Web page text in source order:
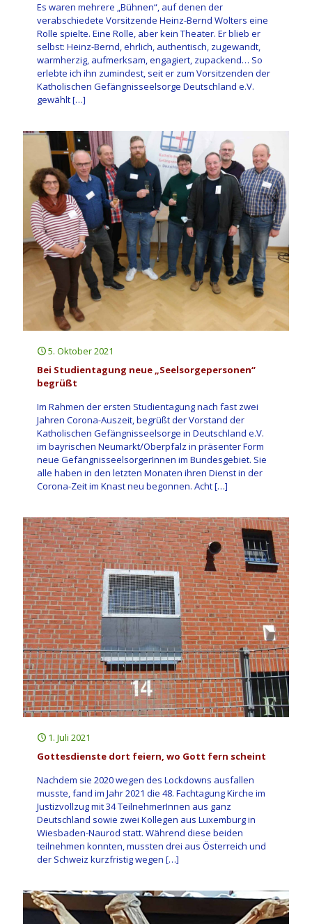
Es waren mehrere „Bühnen“, auf denen der
verabschiedete Vorsitzende Heinz-Bernd Wolters eine
Rolle spielte. Eine Rolle, aber kein Theater. Er blieb er
selbst: Heinz-Bernd, ehrlich, authentisch, zugewandt,
warmherzig, aufmerksam, engagiert, zupackend… So
erlebte ich ihn zumindest, seit er zum Vorsitzenden der
Katholischen Gefängnisseelsorge Deutschland e.V.
gewählt[…]
5. Oktober 2021
Bei Studientagung neue „Seelsorgepersonen“
begrüßt
Im Rahmen der ersten Studientagung nach fast zwei
Jahren Corona-Auszeit, begrüßt der Vorstand der
Katholischen Gefängnisseelsorge in Deutschland e.V.
im bayrischen Neumarkt/Oberpfalz in präsenter Form
neue GefängnisseelsorgerInnen im Bundesgebiet. Sie
alle haben in den letzten Monaten ihren Dienst in der
Corona-Zeit im Knast neu begonnen. Acht[…]
1. Juli 2021
Gottesdienste dort feiern, wo Gott fern scheint
Nachdem sie 2020 wegen des Lockdowns ausfallen
musste, fand im Jahr 2021 die 48. Fachtagung Kirche im
Justizvollzug mit 34 TeilnehmerInnen aus ganz
Deutschland sowie zwei Kollegen aus Luxemburg in
Wiesbaden-Naurod statt. Während diese beiden
teilnehmen konnten, mussten drei aus Österreich und
der Schweiz kurzfristig wegen […]